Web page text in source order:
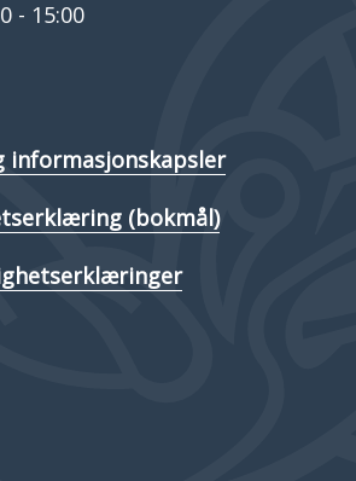
- 15:00
informasjonskapsler
(bokmål)